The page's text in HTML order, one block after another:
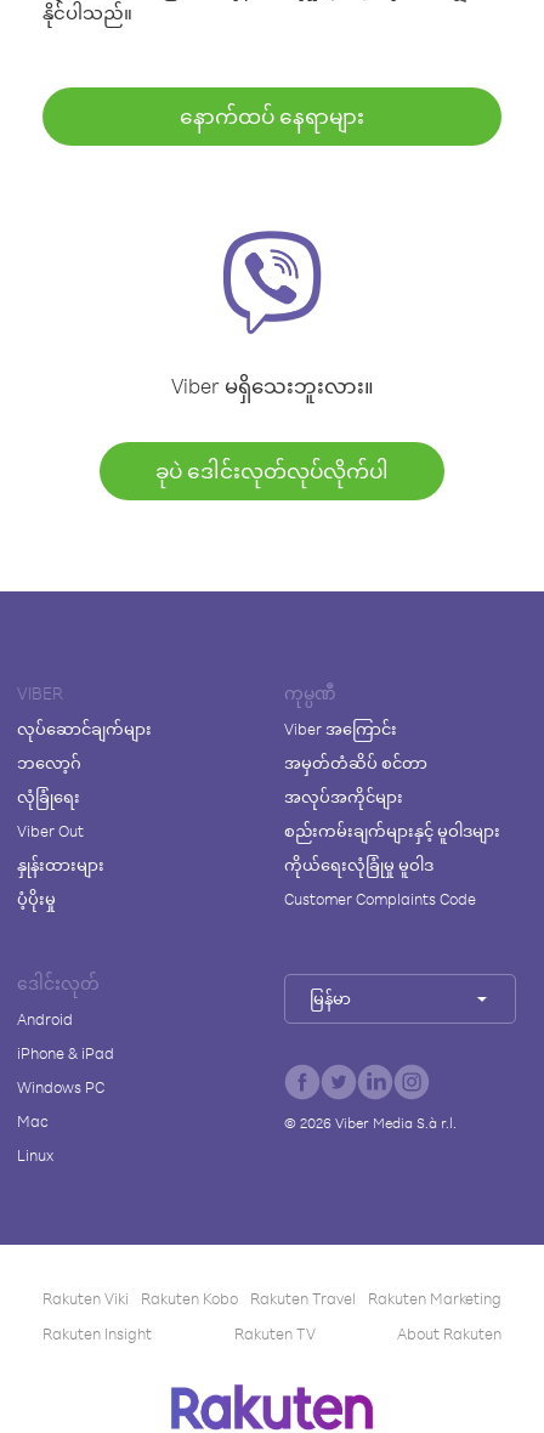
နိုင်ပါသည်။
နောက်ထပ် နေရာများ
Viber မရှိသေးဘူးလား။
ခုပဲ ဒေါင်းလုတ်လုပ်လိုက်ပါ
VIBER
လုပ်ဆောင်ချက်များ
ဘလော့ဂ်
လုံခြုံရေး
Viber Out
နှုန်းထားများ
ပံ့ပိုးမှု
ကုမ္ပဏီ
Viber အကြောင်း
အမှတ်တံဆိပ် စင်တာ
အလုပ်အကိုင်များ
စည်းကမ်းချက်များနှင့် မူဝါဒများ
ကိုယ်ရေးလုံခြုံမှု မူဝါဒ
Customer Complaints Code
ဒေါင်းလုတ်
Android
iPhone & iPad
Windows PC
Mac
Linux
မြန်မာ
© 2026Viber Media S.à r.l.
Rakuten Viki Rakuten Kobo Rakuten Travel
Rakuten Marketing
Rakuten Insight
Rakuten TV About Rakuten